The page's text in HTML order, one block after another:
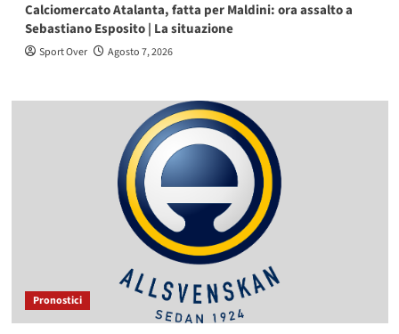
Calciomercato Atalanta, fatta per Maldini: ora assalto a
Sebastiano Esposito | La situazione
Sport Over Agosto 7, 2026
Pronostici